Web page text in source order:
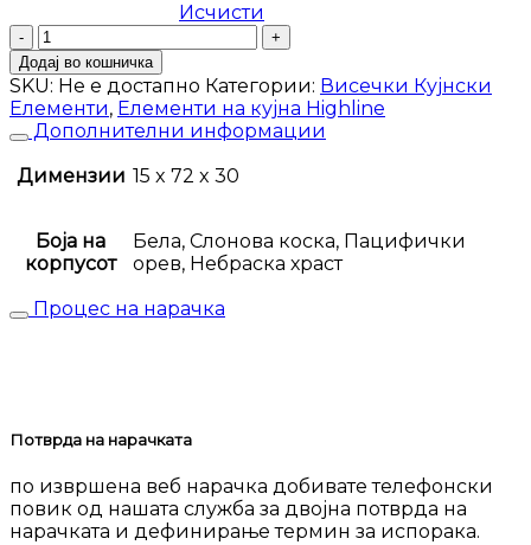
Исчисти
Висечки
елемент
Highline
V7-
15-
P
количина
Додај во кошничка
SKU: Не е достапно Категории: Висечки Кујнски
Елементи, Елементи на кујна Highline
Дополнителни информации
Димензии 15 x 72 x 30
Боја на
корпусот
Бела, Слонова коска, Пацифички
орев, Небраска храст
Процес на нарачка
Потврда на нарачката
по извршена веб нарачка добивате телефонски
повик од нашата служба за двојна потврда на
нарачката и дефинирање термин за испорака.